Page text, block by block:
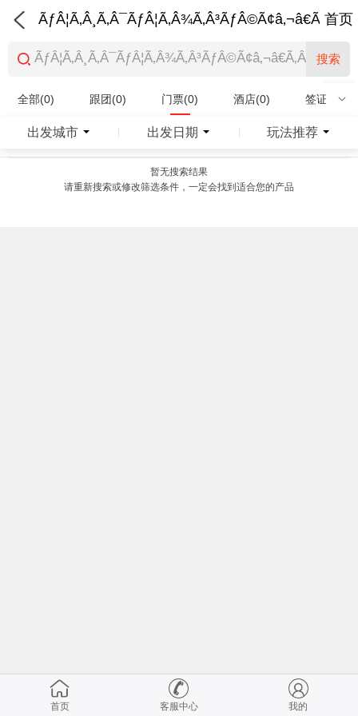
首页
搜索
全部(0) 跟团(0) 门票(0) 酒店(0) 签证(0)
特产商品(0)
出发城市 出发日期 玩法推荐
暂无搜索结果
请重新搜索或修改筛选条件，一定会找到适合您的产品
首页 客服中心 我的